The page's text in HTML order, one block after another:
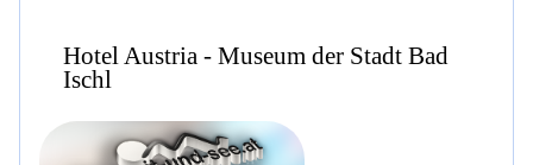
Hotel Austria - Museum der Stadt Bad
Ischl